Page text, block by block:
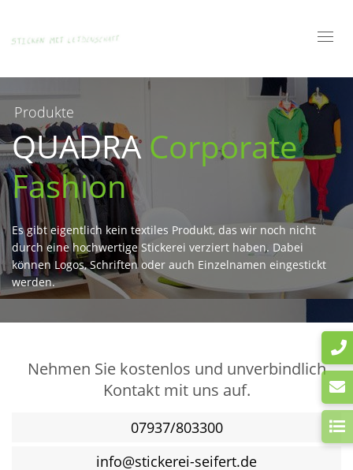
Produkte
QUADRA Corporate
Fashion
Es gibt eigentlich kein textiles Produkt, das wir noch nicht
durch eine hochwertige Stickerei verziert haben. Dabei
können Logos, Schriften oder auch Einzelnamen eingestickt
werden.
Nehmen Sie kostenlos und unverbindlich
Kontakt mit uns auf.
07937/803300
info@stickerei-seifert.de